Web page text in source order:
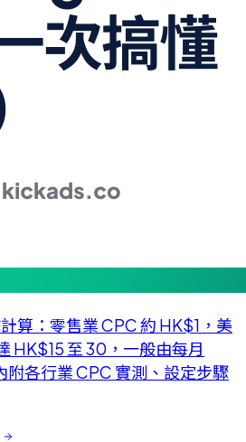
算：零售業 CPC 約 HK$1，美
HK$15 至 30，一般由每月
各行業 CPC 實測、設定步驟